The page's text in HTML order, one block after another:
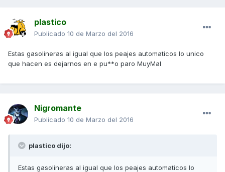
plastico
Publicado 10 de Marzo del 2016
Estas gasolineras al igual que los peajes automaticos lo unico
que hacen es dejarnos en e pu**o paro MuyMal
Nigromante
Publicado 10 de Marzo del 2016
plastico dijo:
Estas gasolineras al igual que los peajes automaticos lo